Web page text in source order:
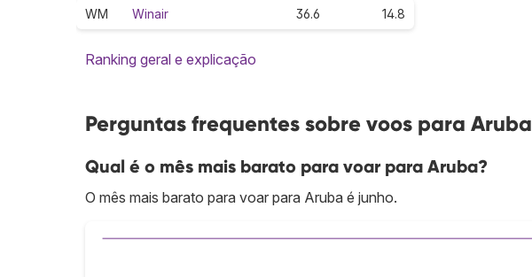
WM Winair 36.6 14.8
Ranking geral e explicação
Perguntas frequentes sobre voos para Aruba
Qual é o mês mais barato para voar para Aruba?
O mês mais barato para voar para Aruba é junho.